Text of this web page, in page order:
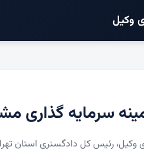
وکیل
سرمایه گذاری
وکیل، رئیس کل دادگستری استان